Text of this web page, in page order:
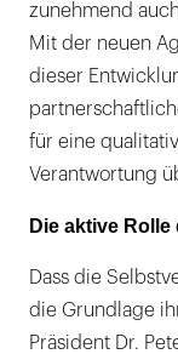
zunehmend
Mit der neuen
dieser
für eine
Verantwortung
Die aktive
Dass die
die Grundlage
Präsident Dr.